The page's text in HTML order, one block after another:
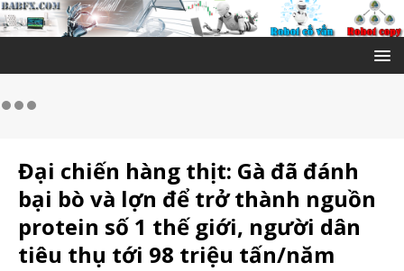
Đại chiến hàng thịt: Gà đã đánh
bại bò và lợn để trở thành nguồn
protein số 1 thế giới, người dân
tiêu thụ tới 98 triệu tấn/năm